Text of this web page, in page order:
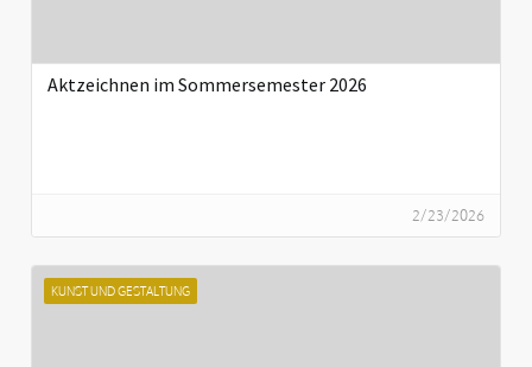
Aktzeichnen im Sommersemester 2026
2/23/2026
KUNST UND GESTALTUNG